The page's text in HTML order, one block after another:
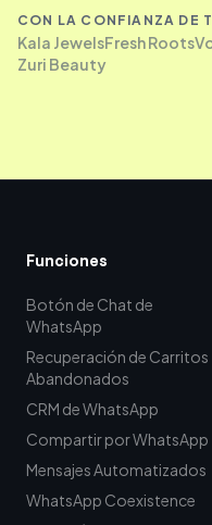
CON LA CONFIANZA DE
Kala JewelsFresh Roots
Zuri Beauty
Funciones
Botón de Chat de
WhatsApp
Recuperación de Carritos
Abandonados
CRM de WhatsApp
Compartir por WhatsApp
Mensajes Automatizados
WhatsApp Coexistence